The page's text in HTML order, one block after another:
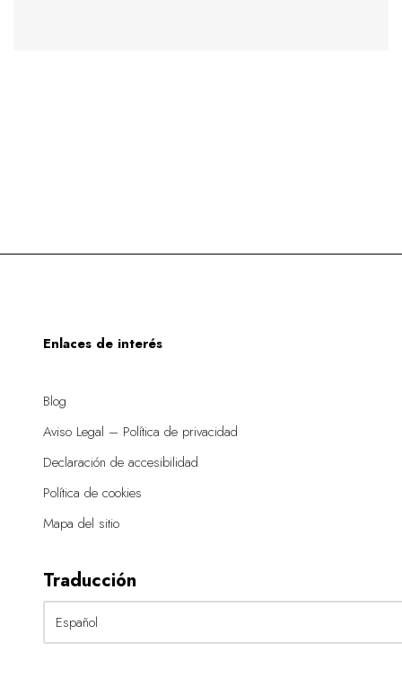
Enlaces de interés
Blog
Aviso Legal – Política de privacidad
Declaración de accesibilidad
Política de cookies
Mapa del sitio
Traducción